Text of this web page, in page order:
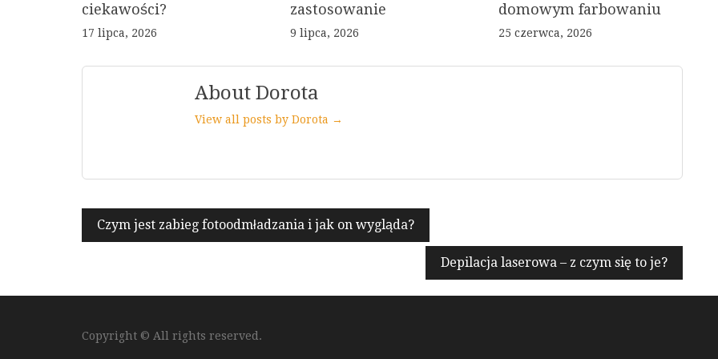
ciekawości?
17 lipca, 2026
zastosowanie
9 lipca, 2026
domowym farbowaniu
25 czerwca, 2026
About Dorota
View all posts by Dorota →
Nawigacja
wpisu
Czym jest zabieg fotoodmładzania i jak on wygląda?
Depilacja laserowa – z czym się to je?
Copyright © All rights reserved.